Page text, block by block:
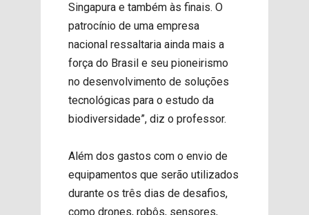
Singapura e também às finais. O
patrocínio de uma empresa
nacional ressaltaria ainda mais a
força do Brasil e seu pioneirismo
no desenvolvimento de soluções
tecnológicas para o estudo da
biodiversidade”, diz o professor.
Além dos gastos com o envio de
equipamentos que serão utilizados
durante os três dias de desafios,
como drones, robôs, sensores,